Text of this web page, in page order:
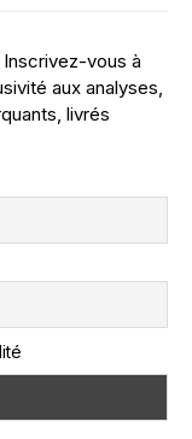
vous à
aux analyses,
livrés